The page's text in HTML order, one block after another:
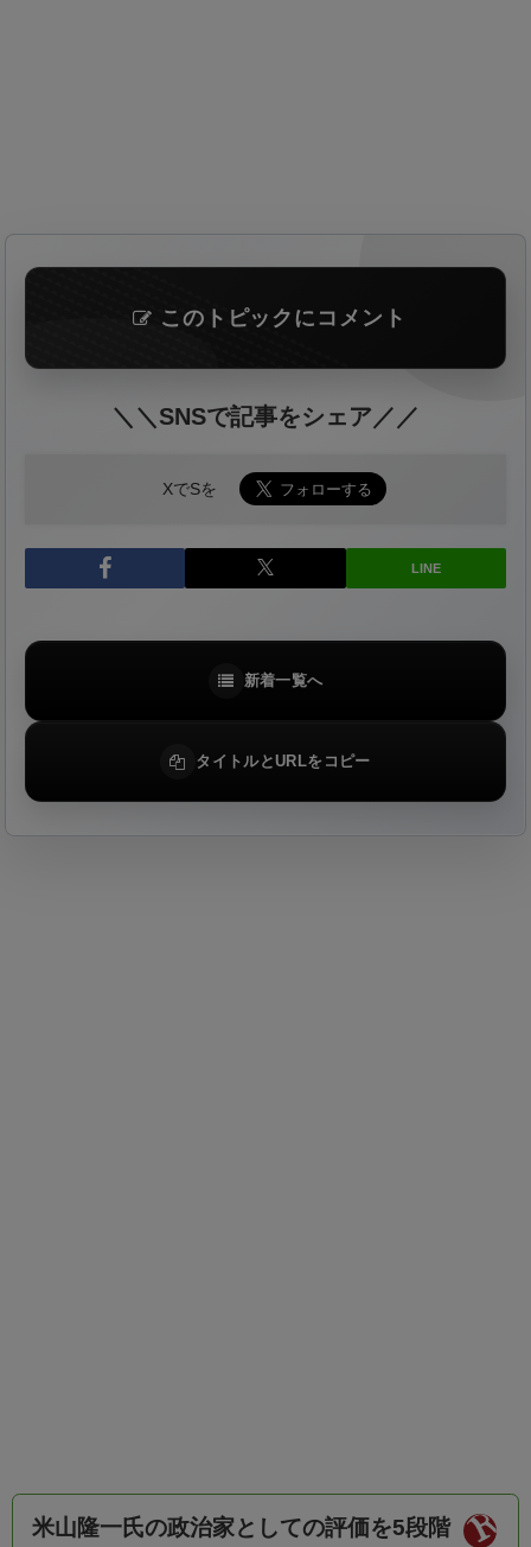
このトピックにコメント
＼＼SNSで記事をシェア／／
XでSを
LINE
新着一覧へ
タイトルとURLをコピー